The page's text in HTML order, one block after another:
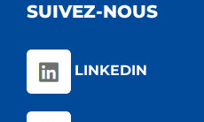
SUIVEZ-NOUS
LINKEDIN